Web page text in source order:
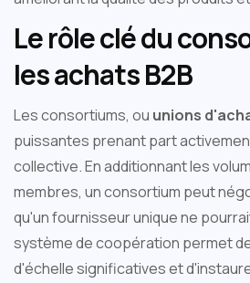
Le rôle clé du
les achats B2B
Les consortiums, ou unions
puissantes prenant part
collective. En additionnant les
membres, un consortium peut
qu'un fournisseur unique ne
système de coopération permet
d'échelle significatives et